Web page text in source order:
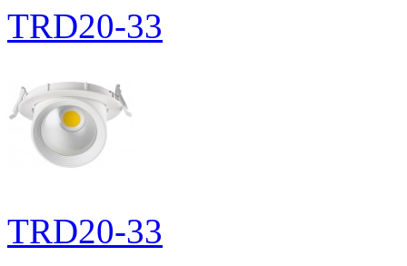
TRD20-33
TRD20-33